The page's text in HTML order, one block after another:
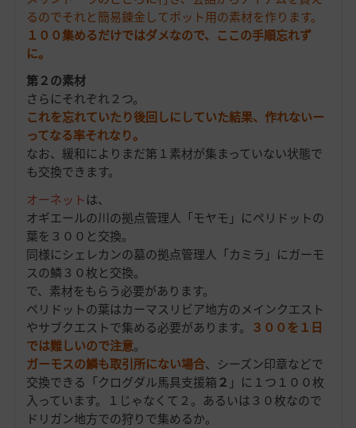
るのでそれと簡易錬金してポット用の素材を作ります。
１００集めるだけではダメなので、ここの手順忘れず
に。
第２の素材
さらにそれぞれ２つ。
これを忘れていたり後回しにしていた結果、作れないー
ってなる率それなり。
なお、緩和によりまだ第１素材が集まっていない状態で
も交換できます。
オーネットは、
オギエールの川の拠点管理人「モヤモ」にペリドットの
葉を３００と交換。
同様にシェレカンの墓の拠点管理人「カミラ」にガーモ
スの鱗３０枚と交換。
で、素材をもらう必要があります。
ペリドットの葉はカーマスリビア地方のメインクエスト
やサブクエストで集める必要があります。 ３００を１日
では難しいので注意。
ガーモスの鱗も取引所にない場合、シーズン印章などで
交換できる「クログダル馬具支援箱 ２ 」に１つ１００枚
入っています。１じゃなくて２。あるいは３０枚なので
ドリガン地方での狩りで集めるか。